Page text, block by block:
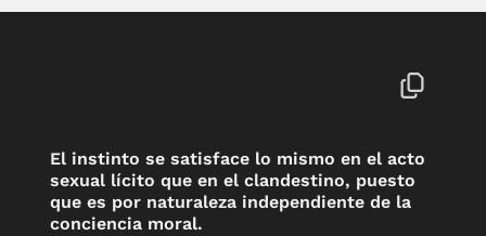
El instinto se satisface lo mismo en el acto
sexual lícito que en el clandestino, puesto
que es por naturaleza independiente de la
conciencia moral.